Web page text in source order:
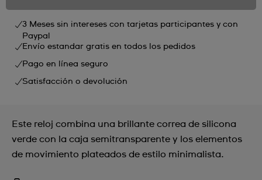
3 Meses sin intereses con tarjetas participantes y con
Paypal
Envío estandar gratis en todos los pedidos
Pago en línea seguro
Satisfacción o devolución
Este reloj combina una brillante correa de silicona
verde con la caja semitransparente y los elementos
de movimiento plateados de estilo minimalista.